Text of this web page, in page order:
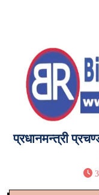
प्रधानमन्त्री